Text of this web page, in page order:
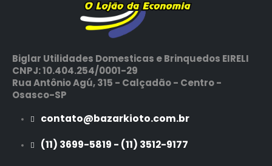
Biglar Utilidades Domesticas e Brinquedos EIRELI
CNPJ: 10.404.254/0001-29
Rua Antônio Agú, 315 - Calçadão - Centro -
Osasco-SP
contato@bazarkioto.com.br
(11) 3699-5819 - (11) 3512-9177